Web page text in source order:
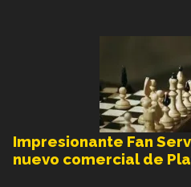
Impresionante Fan
nuevo comercial de